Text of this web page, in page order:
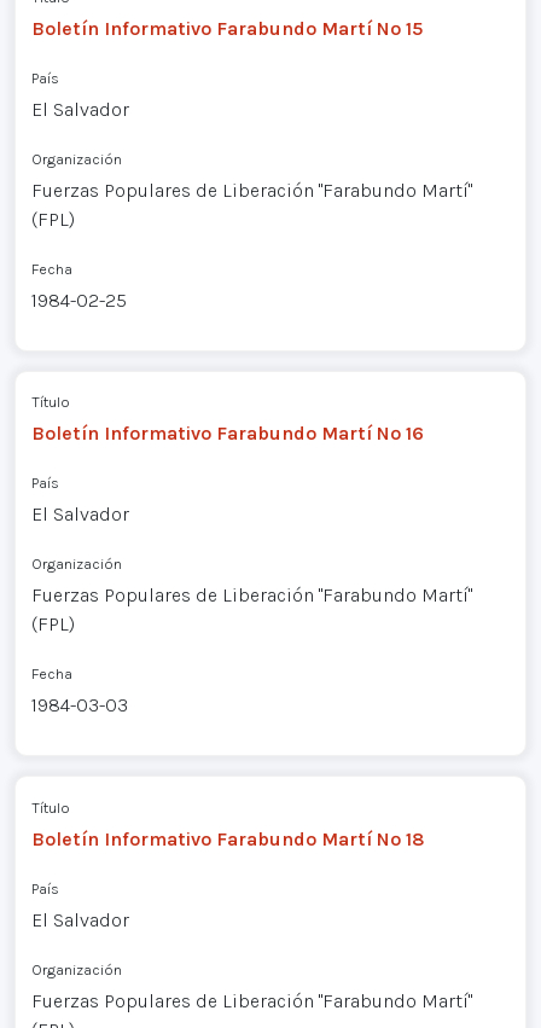
Boletín Informativo Farabundo Martí Nº 15
País
El Salvador
Organización
Fuerzas Populares de Liberación "Farabundo Martí"
(FPL)
Fecha
1984-02-25
Título
Boletín Informativo Farabundo Martí Nº 16
País
El Salvador
Organización
Fuerzas Populares de Liberación "Farabundo Martí"
(FPL)
Fecha
1984-03-03
Título
Boletín Informativo Farabundo Martí Nº 18
País
El Salvador
Organización
Fuerzas Populares de Liberación "Farabundo Martí"